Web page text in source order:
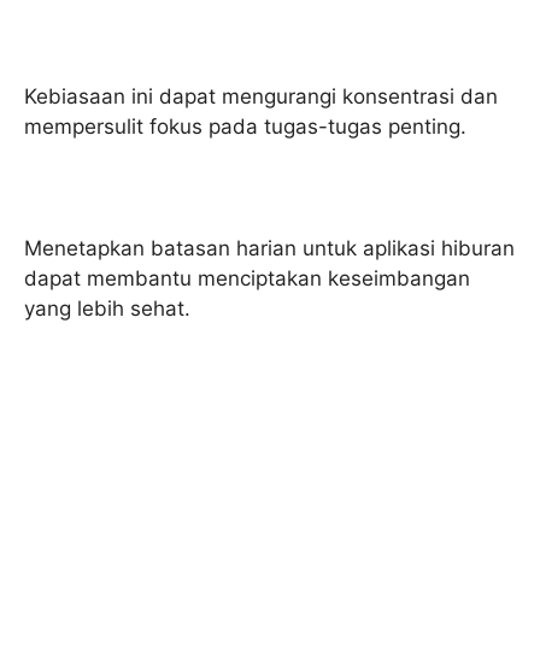
Kebiasaan ini dapat mengurangi konsentrasi dan
mempersulit fokus pada tugas-tugas penting.
Menetapkan batasan harian untuk aplikasi hiburan
dapat membantu menciptakan keseimbangan
yang lebih sehat.